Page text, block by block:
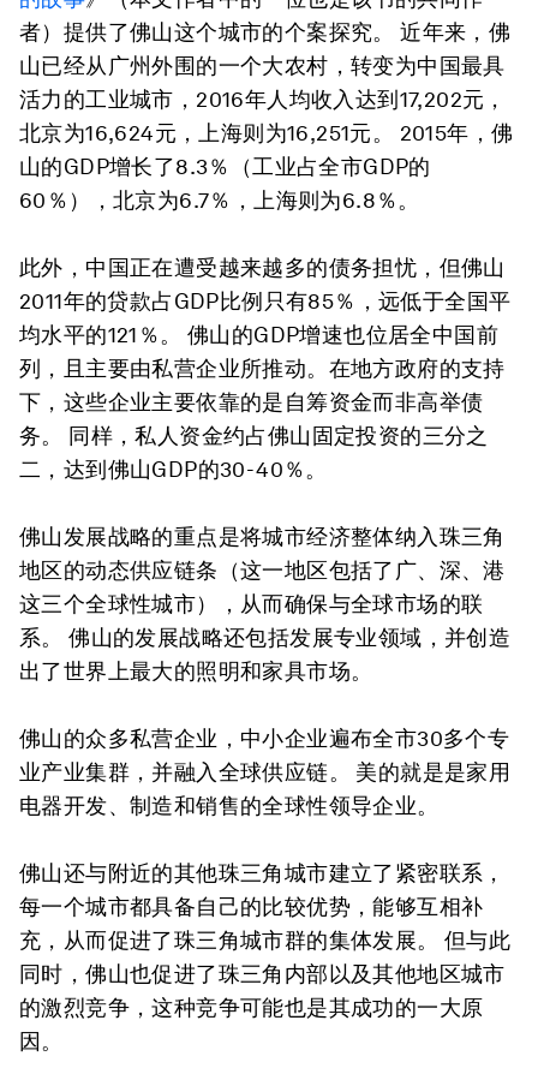
者）提供了佛山这个城市的个案探究。 近年来，佛
山已经从广州外围的一个大农村，转变为中国最具
活力的工业城市，2016年人均收入达到17,202元，
北京为16,624元，上海则为16,251元。 2015年，佛
山的GDP增长了8.3％（工业占全市GDP的
60％），北京为6.7％，上海则为6.8％。
此外，中国正在遭受越来越多的债务担忧，但佛山
2011年的贷款占GDP比例只有85％，远低于全国平
均水平的121％。 佛山的GDP增速也位居全中国前
列，且主要由私营企业所推动。在地方政府的支持
下，这些企业主要依靠的是自筹资金而非高举债
务。 同样，私人资金约占佛山固定投资的三分之
二，达到佛山GDP的30-40％。
佛山发展战略的重点是将城市经济整体纳入珠三角
地区的动态供应链条（这一地区包括了广、深、港
这三个全球性城市），从而确保与全球市场的联
系。 佛山的发展战略还包括发展专业领域，并创造
出了世界上最大的照明和家具市场。
佛山的众多私营企业，中小企业遍布全市30多个专
业产业集群，并融入全球供应链。 美的就是是家用
电器开发、制造和销售的全球性领导企业。
佛山还与附近的其他珠三角城市建立了紧密联系，
每一个城市都具备自己的比较优势，能够互相补
充，从而促进了珠三角城市群的集体发展。 但与此
同时，佛山也促进了珠三角内部以及其他地区城市
的激烈竞争，这种竞争可能也是其成功的一大原
因。